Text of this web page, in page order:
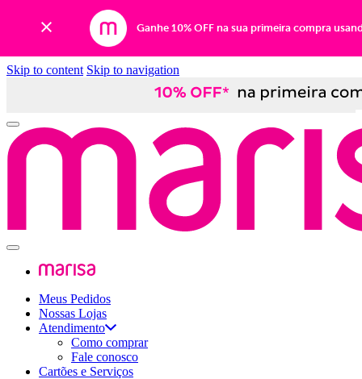
Ganhe 10% OFF na sua primeira compra
Skip to content Skip to navigation
Meus Pedidos
Nossas Lojas
Atendimento
Como comprar
Fale conosco
Cartões e Serviços